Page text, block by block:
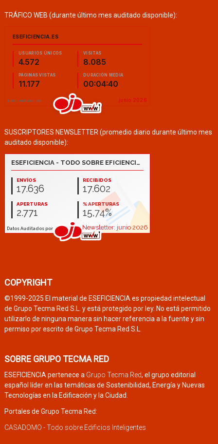
TRÁFICO WEB (durante último mes auditado disponible):
SUSCRIPTORES NEWSLETTER (promedio diario durante último mes
auditado disponible):
COPYRIGHT
©1999-2025 El material de ESEFICIENCIA es propiedad intelectual
de Grupo Tecma Red S.L. y está protegido por ley. No está permitido
utilizarlo de ninguna manera sin hacer referencia a la fuente y sin
permiso por escrito de Grupo Tecma Red S.L.
SOBRE GRUPO TECMA RED
ESEFICIENCIA pertenece a Grupo Tecma Red, el grupo editorial
español líder en las temáticas de Sostenibilidad, Energía y Nuevas
Tecnologías en la Edificación y la Ciudad.
Portales de Grupo Tecma Red:
CASADOMO - Todo sobre Edificios Inteligentes